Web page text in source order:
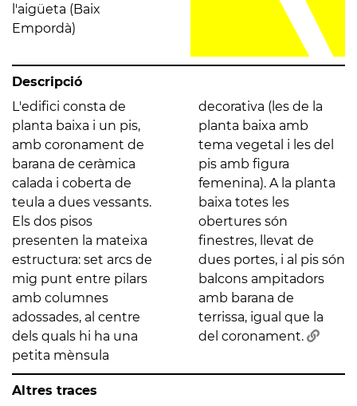
l'aigüeta (Baix
Empordà)
Descripció
L'edifici consta de
planta baixa i un pis,
amb coronament de
barana de ceràmica
calada i coberta de
teula a dues vessants.
Els dos pisos
presenten la mateixa
estructura: set arcs de
mig punt entre pilars
amb columnes
adossades, al centre
dels quals hi ha una
petita mènsula
decorativa (les de la
planta baixa amb
tema vegetal i les del
pis amb figura
femenina). A la planta
baixa totes les
obertures són
finestres, llevat de
dues portes, i al pis són
balcons ampitadors
amb barana de
terrissa, igual que la
del coronament.
Altres traces